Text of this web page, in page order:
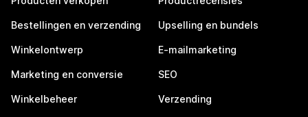
Bestellingen en verzending
Winkelontwerp
Marketing en conversie
Winkelbeheer
Upselling en bundels
E-mailmarketing
SEO
Verzending